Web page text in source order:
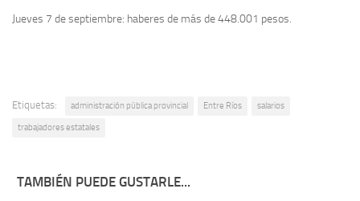
Jueves 7 de septiembre: haberes de más de 448.001 pesos.
Etiquetas: administración pública provincial Entre Ríos salarios
trabajadores estatales
TAMBIÉN PUEDE GUSTARLE...